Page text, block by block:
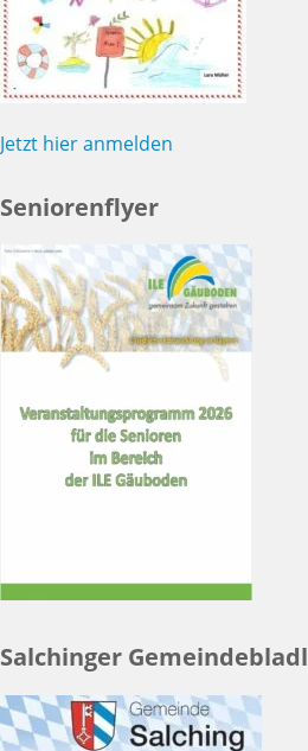
Jetzt hier anmelden
Seniorenflyer
Salchinger Gemeindebladl